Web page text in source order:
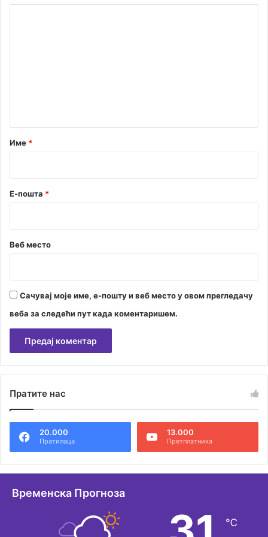
р
Име *
Е-пошта *
Веб место
Сачувај моје име, е-пошту и веб место у овом прегледачу
веба за следећи пут када коментаришем.
т
н
т
Пратите нас
20.000
Пратилаца
13.000
Претплатника
Временска Прогноза
℃